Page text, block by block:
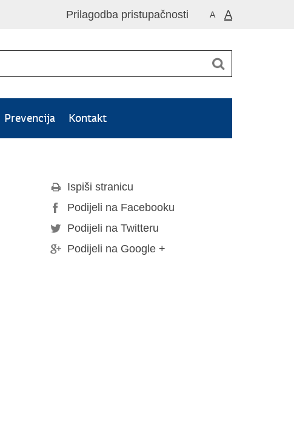
A A
Prilagodba pristupačnosti
Prevencija Kontakt
Ispiši stranicu
Podijeli na Facebooku
Podijeli na Twitteru
Podijeli na Google +